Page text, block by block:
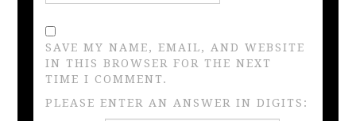
SAVE MY NAME, EMAIL, AND WEBSITE
IN THIS BROWSER FOR THE NEXT
TIME I COMMENT.
PLEASE ENTER AN ANSWER IN DIGITS: